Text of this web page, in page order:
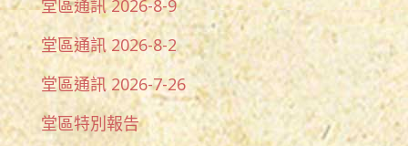
堂區通訊 2026-8-9
堂區通訊 2026-8-2
堂區通訊 2026-7-26
堂區特別報告